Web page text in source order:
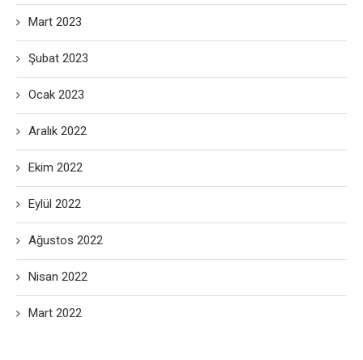
Mart 2023
Şubat 2023
Ocak 2023
Aralık 2022
Ekim 2022
Eylül 2022
Ağustos 2022
Nisan 2022
Mart 2022